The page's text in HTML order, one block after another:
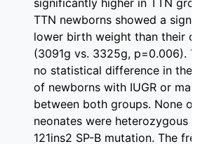
significantly higher in TTN
TTN newborns showed a
lower birth weight than their
(3091g vs. 3325g, p=0.006).
no statistical difference in the
of newborns with IUGR or
between both groups. None of
neonates were heterozygous
121ins2 SP-B mutation. The